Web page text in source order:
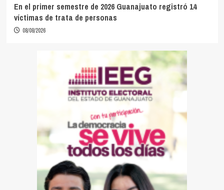
En el primer semestre de 2026 Guanajuato registró 14
víctimas de trata de personas
08/08/2026